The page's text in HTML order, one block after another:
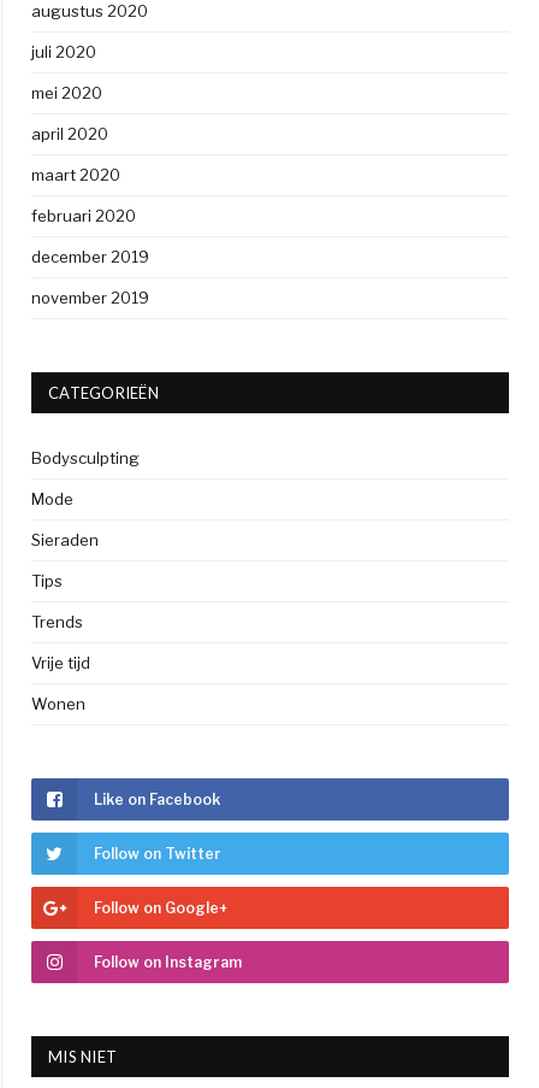
augustus 2020
juli 2020
mei 2020
april 2020
maart 2020
februari 2020
december 2019
november 2019
CATEGORIEËN
Bodysculpting
Mode
Sieraden
Tips
Trends
Vrije tijd
Wonen
Like on Facebook
Follow on Twitter
Follow on Google+
Follow on Instagram
MIS NIET